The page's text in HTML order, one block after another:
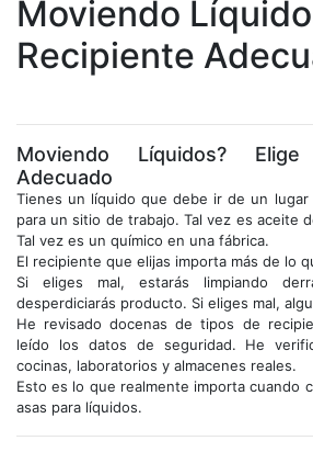
Moviendo
Recipiente
Moviendo Líquidos?
Adecuado
Tienes un líquido que debe ir de un
para un sitio de trabajo. Tal vez es aceite
Tal vez es un químico en una fábrica.
El recipiente que elijas importa más de lo
Si eliges mal, estarás limpiando
desperdiciarás producto. Si eliges mal,
He revisado docenas de tipos de
leído los datos de seguridad. He
cocinas, laboratorios y almacenes reales.
Esto es lo que realmente importa cuando
asas para líquidos.